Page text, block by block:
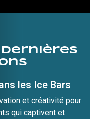
dernières
les Ice Bars
et créativité pour
qui captivent et